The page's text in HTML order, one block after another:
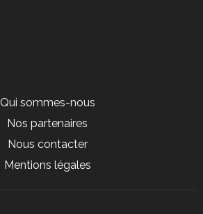
Qui sommes-nous
Nos partenaires
Nous contacter
Mentions légales